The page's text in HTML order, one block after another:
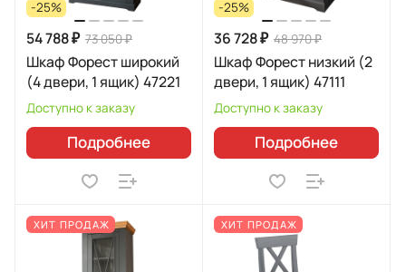
-25%
54 788 ₽ 73 050 ₽
Шкаф Форест широкий
(4 двери, 1 ящик) 47221
Доступно к заказу
Подробнее
-25%
36 728 ₽ 48 970 ₽
Шкаф Форест низкий (2
двери, 1 ящик) 47111
Доступно к заказу
Подробнее
ХИТ ПРОДАЖ ХИТ ПРОДАЖ